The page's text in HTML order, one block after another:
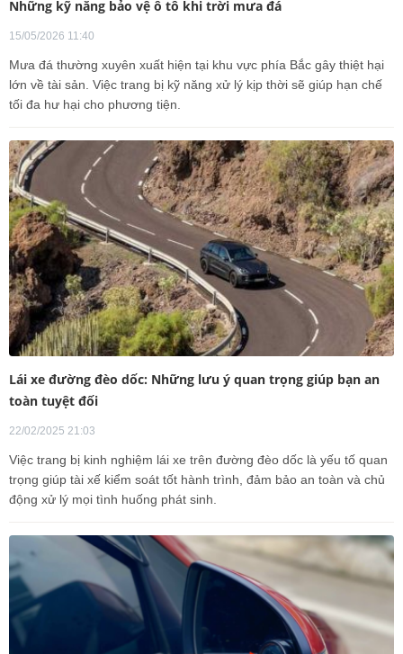
Những kỹ năng bảo vệ ô tô khi trời mưa đá
15/05/2026 11:40
Mưa đá thường xuyên xuất hiện tại khu vực phía Bắc gây thiệt hại
lớn về tài sản. Việc trang bị kỹ năng xử lý kịp thời sẽ giúp hạn chế
tối đa hư hại cho phương tiện.
Lái xe đường đèo dốc: Những lưu ý quan trọng giúp bạn an
toàn tuyệt đối
22/02/2025 21:03
Việc trang bị kinh nghiệm lái xe trên đường đèo dốc là yếu tố quan
trọng giúp tài xế kiểm soát tốt hành trình, đảm bảo an toàn và chủ
động xử lý mọi tình huống phát sinh.